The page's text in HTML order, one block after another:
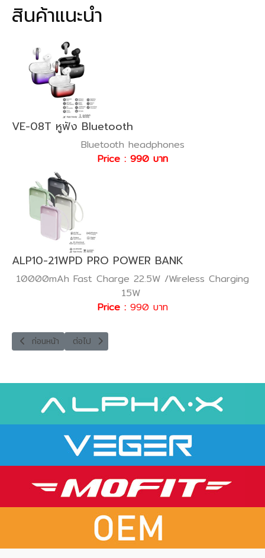
สินค้าแนะนำ
VE-08T หูฟัง Bluetooth
Bluetooth headphones
Price : 990 บาท
ALP10-21WPD PRO POWER BANK
10000mAh Fast Charge 22.5W /Wireless Charging
15W
Price : 990 บาท
เนื้อหาก่อนหน้า: VA-INT12 UNIVERSAL TRAVEL ADAPTER
ก่อนหน้า เนื้อหาถัดไป: VC-30W07 & V-CC09 CHARGER SET
ต่อไป